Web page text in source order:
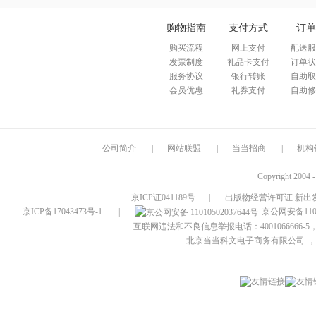
购物指南
购买流程
发票制度
服务协议
会员优惠
支付方式
网上支付
礼品卡支付
银行转账
礼券支付
订
配送
订单
自助
自助
公司简介 网站联盟 当当招商 机构
Copyright 2004
京ICP证041189号
出版物经营许可证 新出
京ICP备17043473号-1
京公网安备
互联网违法和不良信息举报电话：4001066666-5
北京当当科文电子商务有限公司